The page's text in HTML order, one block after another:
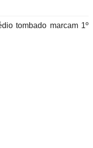
tombado marcam 1º